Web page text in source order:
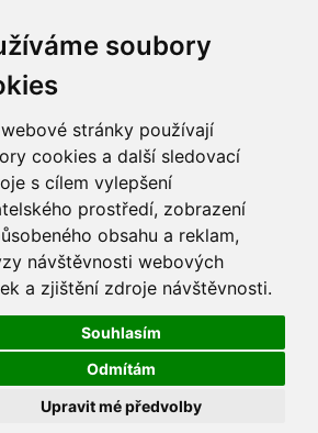
soubory
stránky používají
cookies a další sledovací
s cílem vylepšení
prostředí, zobrazení
obsahu a reklam,
návštěvnosti webových
a zjištění zdroje návštěvnosti.
Souhlasím
Odmítám
Upravit mé předvolby
COOKIES
pro zaměstnance
s.r.o.
tržeb je prodávající povinen vystavit
je povinen zaevidovat přijatou tržbu u
případě technického výpadku pak nejpozději
do 48 hodin.